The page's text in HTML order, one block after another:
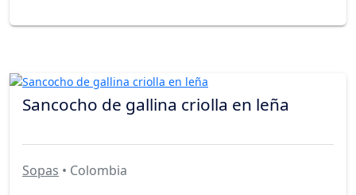
Sancocho de gallina criolla en leña
Sopas • Colombia